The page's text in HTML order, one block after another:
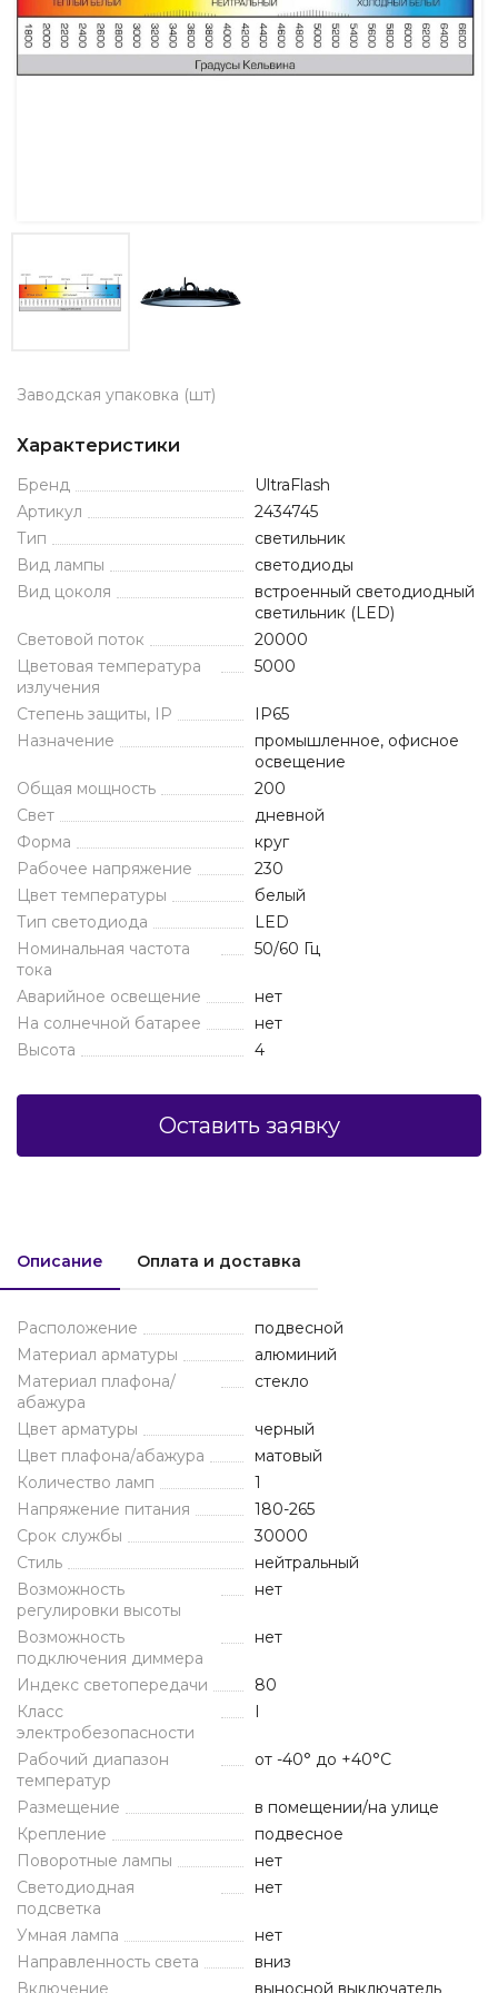
Заводская упаковка (шт)
Характеристики
Бренд
UltraFlash
Артикул
2434745
Тип
светильник
Вид лампы
светодиоды
Вид цоколя
встроенный светодиодный
светильник (LED)
Световой поток
20000
Цветовая температура
излучения
5000
Степень защиты, IP
IP65
Назначение
промышленное, офисное
освещение
Общая мощность
200
Свет
дневной
Форма
круг
Рабочее напряжение
230
Цвет температуры
белый
Тип светодиода
LED
Номинальная частота
тока
50/60 Гц
Аварийное освещение
нет
На солнечной батарее
нет
Высота
4
Оставить заявку
Описание Оплата и доставка
Расположение
подвесной
Материал арматуры
алюминий
Материал плафона/
абажура
стекло
Цвет арматуры
черный
Цвет плафона/абажура
матовый
Количество ламп
1
Напряжение питания
180-265
Срок службы
30000
Стиль
нейтральный
Возможность
регулировки высоты
нет
Возможность
подключения диммера
нет
Индекс светопередачи
80
Класс
электробезопасности
I
Рабочий диапазон
температур
от -40° до +40°С
Размещение
в помещении/на улице
Крепление
подвесное
Поворотные лампы
нет
Светодиодная
подсветка
нет
Умная лампа
нет
Направленность света
вниз
Включение
выносной выключатель